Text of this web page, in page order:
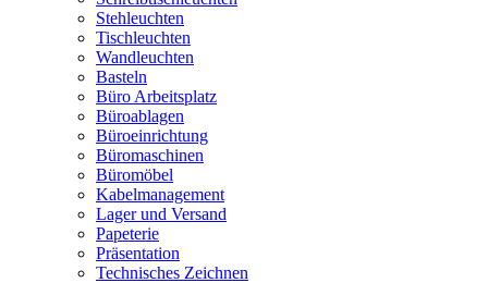
Stehleuchten
Tischleuchten
Wandleuchten
Basteln
Büro Arbeitsplatz
Büroablagen
Büroeinrichtung
Büromaschinen
Büromöbel
Kabelmanagement
Lager und Versand
Papeterie
Präsentation
Technisches Zeichnen